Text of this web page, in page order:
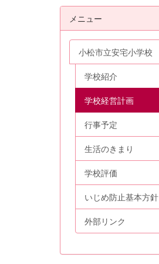
メニュー
小松市立安宅小学校
学校紹介
学校経営計画
行事予定
生活のきまり
学校評価
いじめ防止基本方針
外部リンク